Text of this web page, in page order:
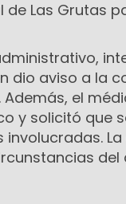
Las Grutas
dio aviso a la
el
y solicitó que
involucradas.
del